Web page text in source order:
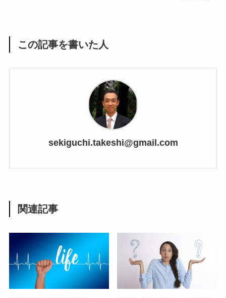
この記事を書いた人
sekiguchi.takeshi@gmail.com
関連記事